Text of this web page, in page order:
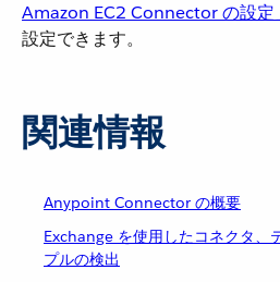
Amazon EC2 Connector の設定
設定できます。
関連情報
Anypoint Connector の概要
Exchange を使用したコネクタ、
プルの検出